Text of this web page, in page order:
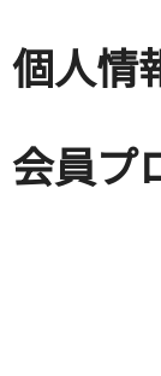
個人情
会員プ